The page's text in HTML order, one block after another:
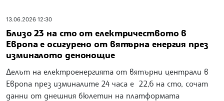
13.06.2026 12:30
Близо 23 на сто от електричеството в
Европа е осигурено от вятърна енергия през
изминалото денонощие
Делът на електроенергията от вятърни централи в
Европа през изминалите 24 часа е 22,6 на сто, сочат
данни от днешния бюлетин на платформата